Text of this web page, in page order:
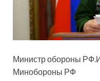
Министр обороны
Минобороны РФ